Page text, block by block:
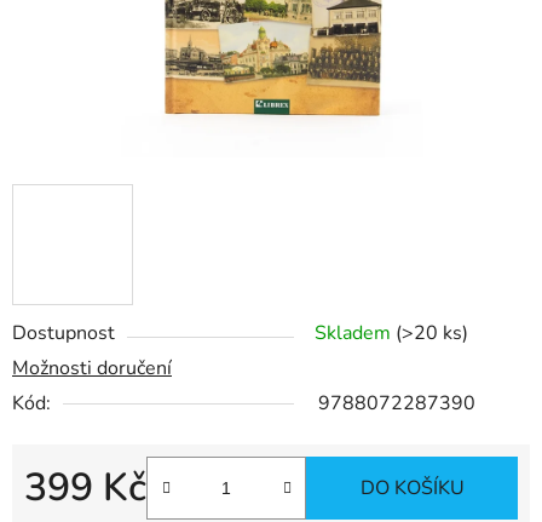
Dostupnost Skladem (>20 ks)
Možnosti doručení
Kód:
9788072287390
399 Kč DO KOŠÍKU